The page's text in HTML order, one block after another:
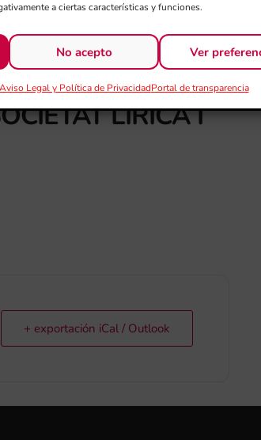
a ciertas características y funciones.
No acepto Ver
Legal y Política de PrivacidadPortal de transparencia
LÍRICA I
+ exportación iCal / Outlook